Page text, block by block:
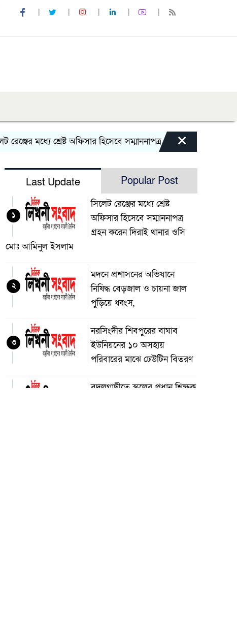
মধ্যে শ্রেষ্ট অফিসার হিসেবে সম্মাননাপত্র গ্রহন করেন দিরাই
×
Last Update Popular Post
সিলেট রেঞ্জের মধ্যে শ্রেষ্ট
অফিসার হিসেবে সম্মাননাপত্র
গ্রহন করেন দিরাই থানার ওসি
মোঃ আমিনুল ইসলাম
১
মদনে প্রশাসনের অভিযানে
নিষিদ্ধ বেড়জাল ও চায়না জাল
পুড়িয়ে ধ্বংস,
২
নরসিংদীর শিবপুরের বাঘাব
ইউনিয়নের ১০ অসহায়
পরিবারের মাঝে ঢেউটিন বিতরণ
৩
বদলগাছীতে স্কুলের প্রধান শিক্ষক